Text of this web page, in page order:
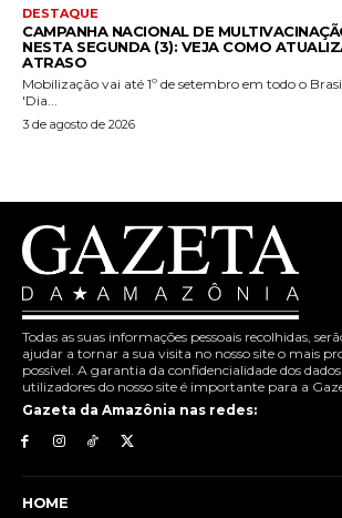
DESTAQUE
CAMPANHA NACIONAL DE
NESTA SEGUNDA (3): VEJA COMO
ATRASO
Mobilização vai até 1º de setembro em todo o
'Dia...
3 de agosto de 2026
Todas as suas informações pessoais recolhidas,
ajudar a tornar a sua visita no nosso site o mais
possível. A garantia da confidencialidade dos dados
utilizadores do nosso site é importante para a
Gazeta da Amazônia nas redes:
HOME